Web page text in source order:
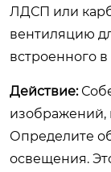
ЛДСП или
вентиляцию
встроенного
Действие:
изображений,
Определите
освещения.